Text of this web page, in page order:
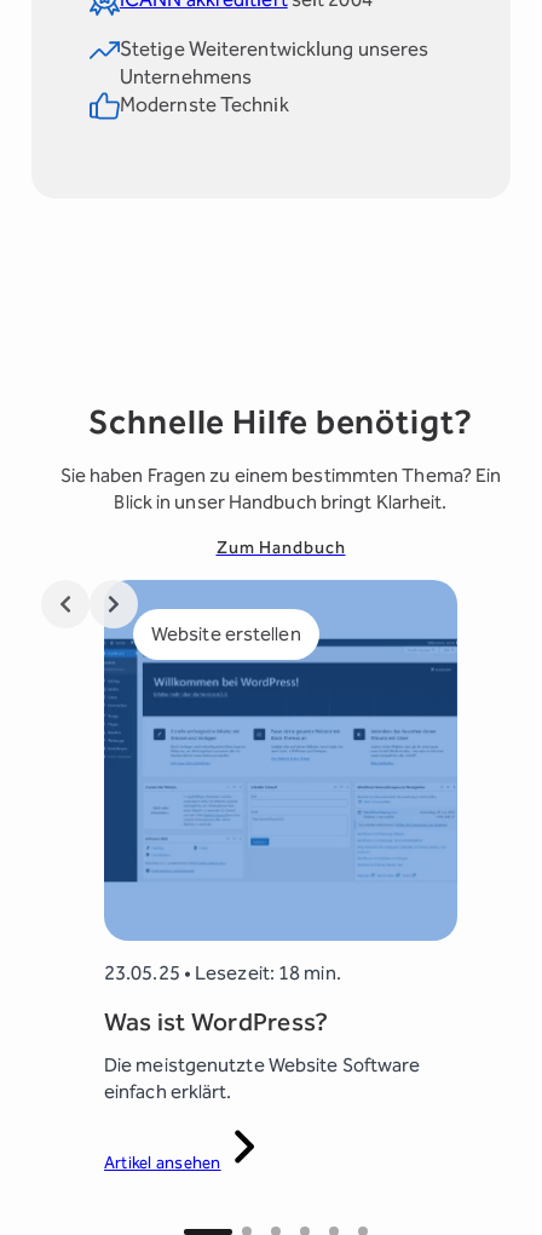
Stetige Weiterentwicklung unseres
Unternehmens
Modernste Technik
Schnelle Hilfe benötigt?
Sie haben Fragen zu einem bestimmten Thema? Ein
Blick in unser Handbuch bringt Klarheit.
Zum Handbuch
Website erstellen
23.05.25 • Lesezeit: 18 min.
Was ist WordPress?
Die meistgenutzte Website Software
einfach erklärt.
Artikel ansehen